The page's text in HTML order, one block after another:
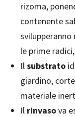
rizoma,
contenente
le prime
Ilsubstrato
giardino,
materiale
Il rinvasova